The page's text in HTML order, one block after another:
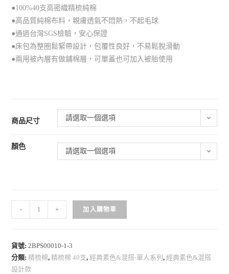
●100%40支高密織精梳純棉
●高品質純棉布料，親膚透氣不悶熱，不起毛球
●通過台灣SGS檢驗，安心保證
●床包為整圈鬆緊帶設計，包覆性良好，不易鬆脫滑動
●兩用被內層有做鋪棉層，可單蓋也可加入被胎使用
商品尺寸 請選取一個選項
顏色
請選取一個選項
- + 加入購物車
貨號:2BPS00010-1-3
分類:精梳棉,精梳棉 40支,經典素色&混搭-單人系列,經典素色&混搭
設計款